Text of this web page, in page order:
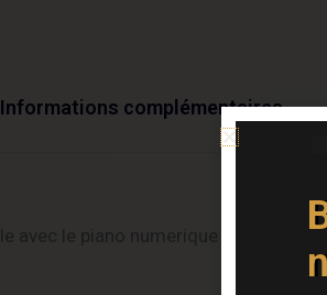
Informations complémentaires
Kawai ES